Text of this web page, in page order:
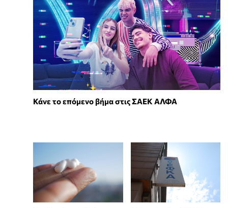
Κάνε το επόμενο βήμα στις ΣΑΕΚ ΑΛΦΑ